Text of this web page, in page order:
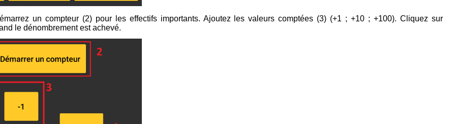
un compteur (2) pour les effectifs importants. Ajoutez les valeurs comptées (3) (+1 ; +10 ; +100). Cliquez sur
le dénombrement est achevé.